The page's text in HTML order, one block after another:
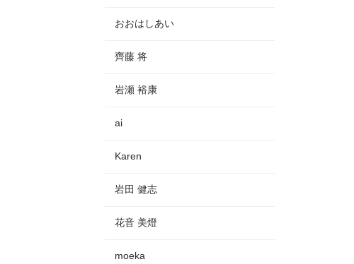
おおはしあい
齊藤 将
岩瀬 裕康
ai
Karen
岩田 健志
花音 美燈
moeka